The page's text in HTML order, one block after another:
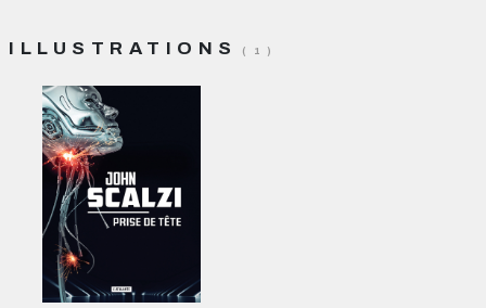
ILLUSTRATIONS ( 1 )